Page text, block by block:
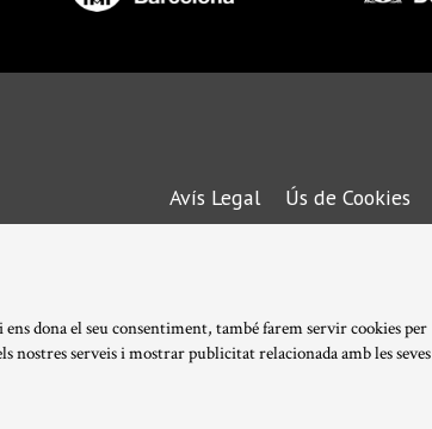
Avís Legal Ús de Cookies
dona el seu consentiment, també farem servir cookies per
nostres serveis i mostrar publicitat relacionada amb les seves